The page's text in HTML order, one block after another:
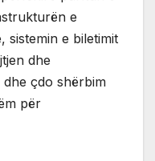
e
sistemin e biletimit
dhe
çdo shërbim
për